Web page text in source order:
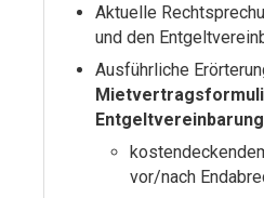
Aktuelle
und den
Ausführliche
vor/nach